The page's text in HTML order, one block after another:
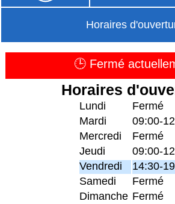
Horaires
🕒 Fermé
Horaires
Lundi
Fermé
Mardi
09:00-
Mercredi
Fermé
Jeudi
09:00-
Vendredi
14:30-
Samedi
Fermé
Dimanche Fermé